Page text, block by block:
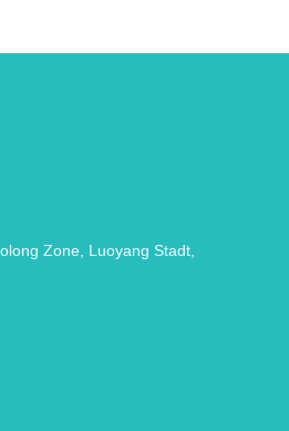
Zone, Luoyang Stadt,